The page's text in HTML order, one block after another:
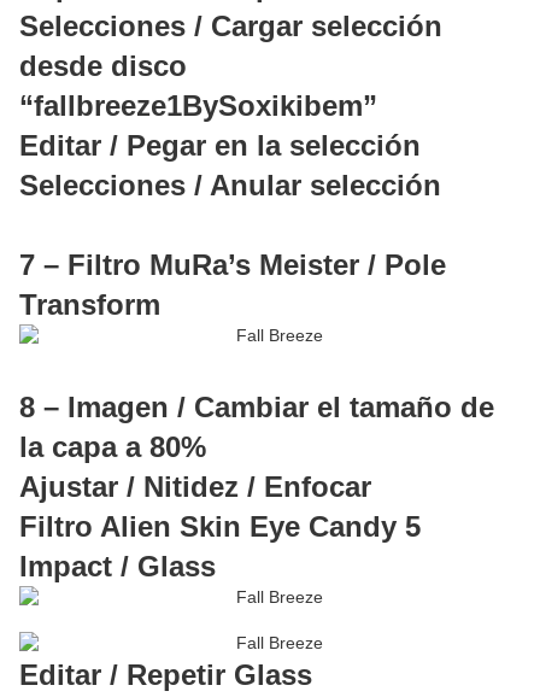
Selecciones / Cargar selección
desde disco
“fallbreeze1BySoxikibem”
Editar / Pegar en la selección
Selecciones / Anular selección
7 – Filtro MuRa’s Meister / Pole
Transform
8 – Imagen / Cambiar el tamaño de
la capa a 80%
Ajustar / Nitidez / Enfocar
Filtro Alien Skin Eye Candy 5
Impact / Glass
Editar / Repetir Glass